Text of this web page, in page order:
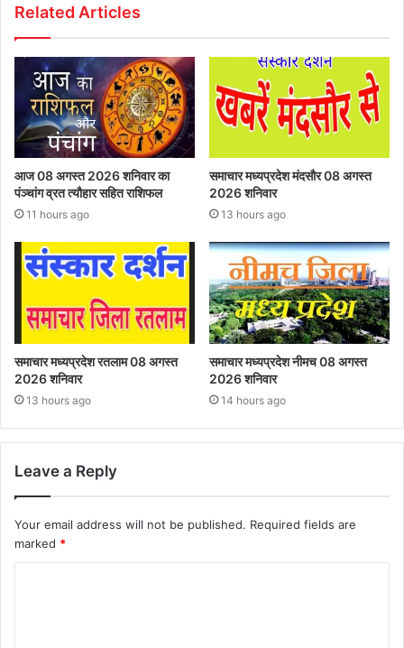
Related Articles
आज 08 अगस्त 2026‌ शनिवार का
पंञ्चांग व्रत त्यौहार सहित राशिफल
11 hours ago
समाचार मध्यप्रदेश मंदसौर 08 अगस्त
2026 शनिवार
13 hours ago
समाचार मध्यप्रदेश रतलाम 08 अगस्त
2026 शनिवार
13 hours ago
समाचार मध्यप्रदेश नीमच 08 अगस्त
2026 शनिवार
14 hours ago
Leave a Reply
Your email address will not be published. Required fields are
marked *